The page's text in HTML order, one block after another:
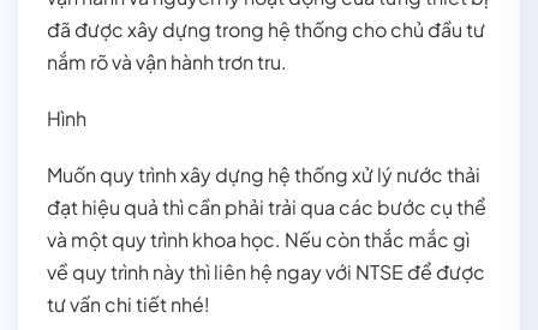
đã được xây dựng trong hệ thống cho chủ đầu tư
nắm rõ và vận hành trơn tru.
Hình
Muốn quy trình xây dựng hệ thống xử lý nước thải
đạt hiệu quả thì cần phải trải qua các bước cụ thể
và một quy trình khoa học. Nếu còn thắc mắc gì
về quy trình này thì liên hệ ngay với NTSE để được
tư vấn chi tiết nhé!